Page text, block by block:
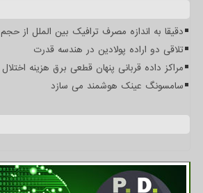
دقیقا به اندازه مصرف ترافیک بین الملل از
تلاقی دو اراده پولادین در هندسه قدرت
مراکز داده قربانی پنهان قطعی برق هزینه
سامسونگ عینک هوشمند می سازد